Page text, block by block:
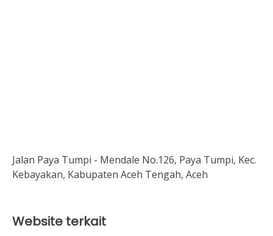
Jalan Paya Tumpi - Mendale No.126, Paya Tumpi, Kec.
Kebayakan, Kabupaten Aceh Tengah, Aceh
Website terkait